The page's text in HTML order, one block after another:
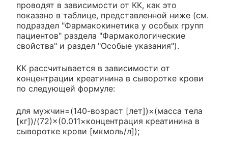
проводят в зависимости от КК, как это
показано в таблице, представленной ниже (см.
подраздел "Фармакокинетика у особых групп
пациентов" раздела "Фармакологические
свойства" и раздел "Особые указания").
КК рассчитывается в зависимости от
концентрации креатинина в сыворотке крови
по следующей формуле:
для мужчин=(140-возраст [лет])×(масса тела
[кг])/(72)×(0.011×концентрация креатинина в
сыворотке крови [мкмоль/л]);